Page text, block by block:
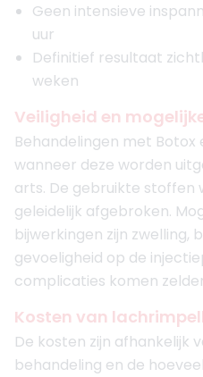
Geen intensieve
uur
Definitief resultaat
weken
Veiligheid en
Behandelingen met Botox
wanneer deze worden
arts. De gebruikte stoffen
geleidelijk afgebroken.
bijwerkingen zijn zwelling,
gevoeligheid op de
complicaties komen
Kosten van
De kosten zijn afhankelijk
behandeling en de